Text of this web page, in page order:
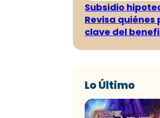
Subsidio
Revisa
clave del
Lo Último